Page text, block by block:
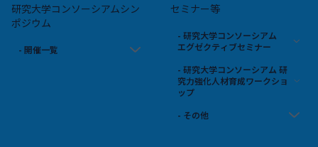
研究大学コンソーシアムシン
ポジウム
- 開催一覧
セミナー等
- 研究大学コンソーシアム
エグゼクティブセミナー
- 研究大学コンソーシアム 研
究力強化人材育成ワークショ
ップ
- その他